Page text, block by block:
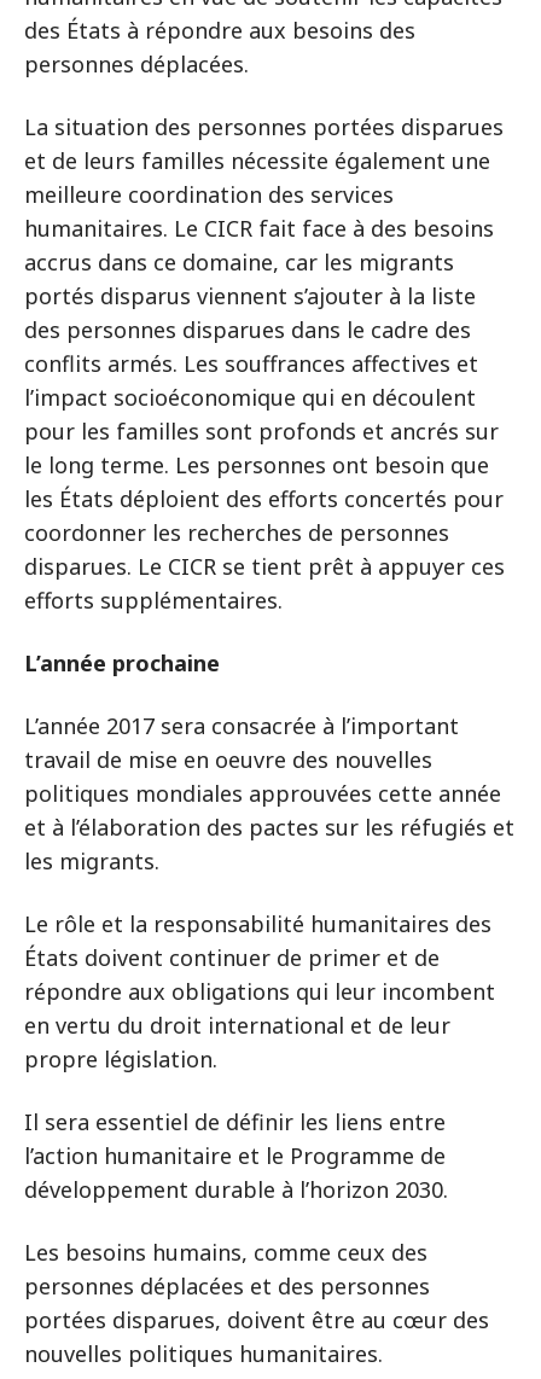
des États à répondre aux besoins des
personnes déplacées.
La situation des personnes portées disparues
et de leurs familles nécessite également une
meilleure coordination des services
humanitaires. Le CICR fait face à des besoins
accrus dans ce domaine, car les migrants
portés disparus viennent s’ajouter à la liste
des personnes disparues dans le cadre des
conflits armés. Les souffrances affectives et
l’impact socioéconomique qui en découlent
pour les familles sont profonds et ancrés sur
le long terme. Les personnes ont besoin que
les États déploient des efforts concertés pour
coordonner les recherches de personnes
disparues. Le CICR se tient prêt à appuyer ces
efforts supplémentaires.
L’année prochaine
L’année 2017 sera consacrée à l’important
travail de mise en oeuvre des nouvelles
politiques mondiales approuvées cette année
et à l’élaboration des pactes sur les réfugiés et
les migrants.
Le rôle et la responsabilité humanitaires des
États doivent continuer de primer et de
répondre aux obligations qui leur incombent
en vertu du droit international et de leur
propre législation.
Il sera essentiel de définir les liens entre
l’action humanitaire et le Programme de
développement durable à l’horizon 2030.
Les besoins humains, comme ceux des
personnes déplacées et des personnes
portées disparues, doivent être au cœur des
nouvelles politiques humanitaires.